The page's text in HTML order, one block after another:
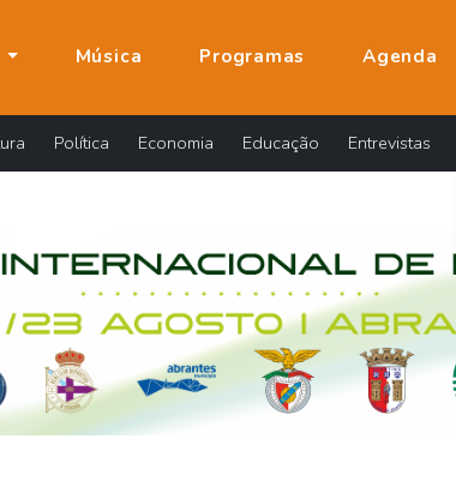
Música Programas Agenda
Política Economia Educação Entrevistas